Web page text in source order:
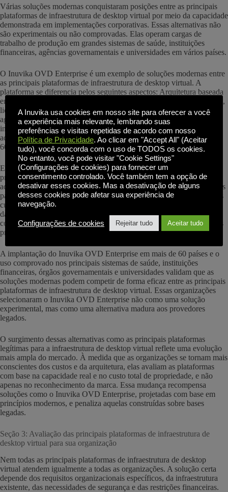
Várias soluções modernas conquistaram posições entre as principais
plataformas de infraestrutura de desktop virtual por meio da capacidade
demonstrada em implementações corporativas. Essas alternativas não
são experimentais ou não comprovadas. Elas operam cargas de
trabalho de produção em grandes sistemas de saúde, instituições
financeiras, agências governamentais e universidades em vários países.
O Inuvika OVD Enterprise é um exemplo de soluções modernas entre
as principais plataformas de infraestrutura de desktop virtual. A
plataforma se diferencia pelos seguintes aspectos: Arquitetura baseada
em Linux que elimina as dependências de licenciamento da Microsoft,
licenciamento para usuários simultâneos que reflete o uso real,
agnosticismo de hipervisor e nuvem que proporciona flexibilidade de
infraestrutura, gerenciamento simplificado por meio de consoles de
administração baseados na Web e redução maciça de custos de até
60%.
Essas soluções são projetadas especificamente para abordar os pontos
problemáticos que os fornecedores legados não resolveram
adequadamente. As organizações que buscam as melhores plataformas
para infraestrutura de desktop virtual porque estão insatisfeitas com os
custos, a complexidade ou a dependência do fornecedor da Citrix ou
da VMware/Omnissa Horizon descobrem que alternativas modernas
como o Inuvika OVD Enterprise oferecem soluções diretas para esses
problemas.
A implantação do Inuvika OVD Enterprise em mais de 60 países e o
uso comprovado nos principais sistemas de saúde, instituições
financeiras, órgãos governamentais e universidades validam que as
soluções modernas podem competir de forma eficaz entre as principais
plataformas de infraestrutura de desktop virtual. Essas organizações
selecionaram o Inuvika OVD Enterprise não como uma solução
experimental, mas como uma alternativa madura aos provedores
legados.
O surgimento dessas alternativas como as principais plataformas
legítimas para a infraestrutura de desktop virtual reflete uma evolução
mais ampla do mercado. À medida que as organizações se tornam mais
conscientes dos custos e da arquitetura, elas avaliam as plataformas
com base na capacidade real e no custo total de propriedade, e não
apenas no reconhecimento da marca. Essa mudança recompensa
soluções como o Inuvika OVD Enterprise, projetadas com base em
princípios modernos, e penaliza aquelas construídas sobre bases
legadas.
Seção 3: Avaliação das principais plataformas de infraestrutura de
desktop virtual para sua organização
Nem todas as principais plataformas de infraestrutura de desktop
virtual atendem igualmente a todas as organizações. A solução certa
depende dos requisitos organizacionais específicos, da infraestrutura
existente, das necessidades de segurança e das restrições financeiras.
A Inuvika usa cookies em nosso site para oferecer a você
a experiência mais relevante, lembrando suas
preferências e visitas repetidas de acordo com nosso
Política de Privacidade. Ao clicar em "Accept All" (Aceitar
tudo), você concorda com o uso de TODOS os cookies.
No entanto, você pode visitar "Cookie Settings"
(Configurações de cookies) para fornecer um
consentimento controlado. Você também tem a opção de
desativar esses cookies. Mas a desativação de alguns
desses cookies pode afetar sua experiência de
navegação.
Configurações de cookies Rejeitar tudo Aceitar tudo